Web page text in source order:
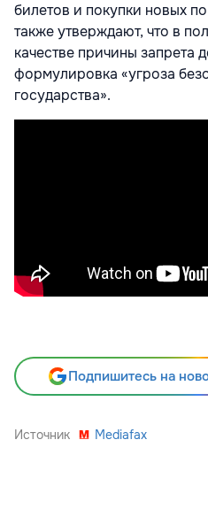
билетов и покупки новых
также утверждают, что в
качестве причины запрета
формулировка «угроза
государства».
Подпишитесь на
Источник Mediafax